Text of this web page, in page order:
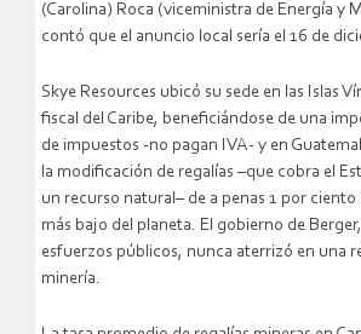
(Carolina) Roca (viceministra de Energía y
contó que el anuncio local sería el 16 de
Skye Resources ubicó su sede en las Islas
fiscal del Caribe, beneficiándose de una
de impuestos -no pagan IVA- y en
la modificación de regalías –que cobra el
un recurso natural– de a penas 1 por ciento
más bajo del planeta. El gobierno de
esfuerzos públicos, nunca aterrizó en una
minería.